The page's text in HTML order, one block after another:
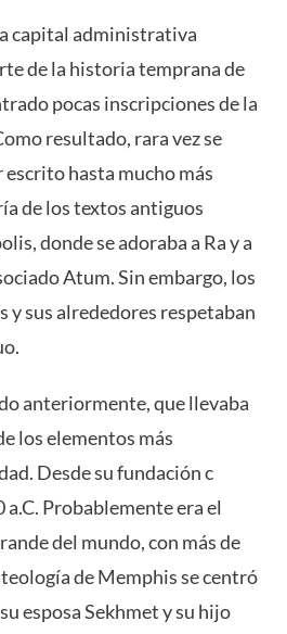
capital administrativa
de la historia temprana de
pocas inscripciones de la
resultado, rara vez se
hasta mucho más
de los textos antiguos
donde se adoraba a Ra y a
Atum. Sin embargo, los
y sus alrededores respetaban
anteriormente, que llevaba
los elementos más
Desde su fundación c
a.C. Probablemente era el
del mundo, con más de
de Memphis se centró
esposa Sekhmet y su hijo